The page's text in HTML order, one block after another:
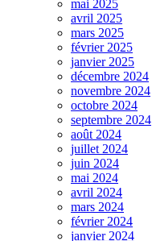
mai 2025
avril 2025
mars 2025
février 2025
janvier 2025
décembre 2024
novembre 2024
octobre 2024
septembre 2024
août 2024
juillet 2024
juin 2024
mai 2024
avril 2024
mars 2024
février 2024
janvier 2024